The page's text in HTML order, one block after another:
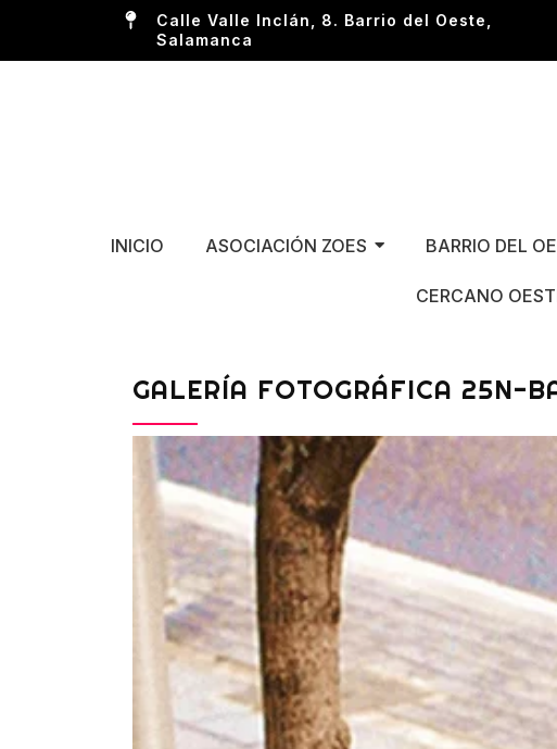
Calle Valle Inclán, 8. Barrio del Oeste,
Salamanca
INICIO ASOCIACIÓN ZOES BARRIO DEL
CERCANO
GALERÍA FOTOGRÁFICA 25N-